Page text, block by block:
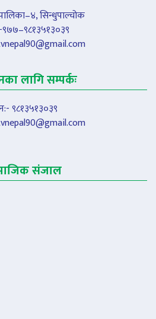
सिन्धुपाल्चोक
लागि सम्पर्कः
९८१३५१३०३९
संजाल